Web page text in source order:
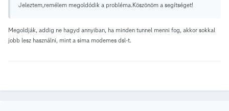
Jeleztem,remélem megoldódik a probléma.Köszönöm a segítséget!
Megoldják, addig ne hagyd annyiban, ha minden tunnel menni fog, akkor sokkal
jobb lesz használni, mint a sima modemes dsl-t.